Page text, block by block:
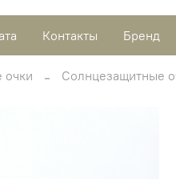
Контакты Бренд
очки Солнцезащитные